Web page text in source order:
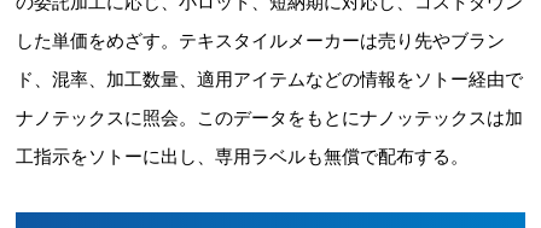
した単価をめざす。テキスタイルメーカーは売り先やブラン
ド、混率、加工数量、適用アイテムなどの情報をソトー経由で
ナノテックスに照会。このデータをもとにナノッテックスは加
工指示をソトーに出し、専用ラベルも無償で配布する。